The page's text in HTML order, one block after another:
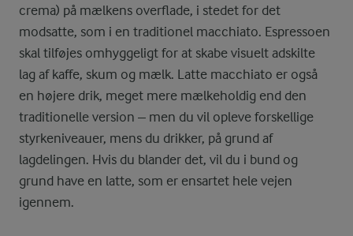
crema) på mælkens overflade, i stedet for det
modsatte, som i en traditionel macchiato. Espressoen
skal tilføjes omhyggeligt for at skabe visuelt adskilte
lag af kaffe, skum og mælk. Latte macchiato er også
en højere drik, meget mere mælkeholdig end den
traditionelle version – men du vil opleve forskellige
styrkeniveauer, mens du drikker, på grund af
lagdelingen. Hvis du blander det, vil du i bund og
grund have en latte, som er ensartet hele vejen
igennem.